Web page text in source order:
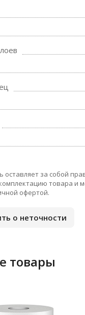
оставляет за собой
товара и
офертой.
о неточности
товары